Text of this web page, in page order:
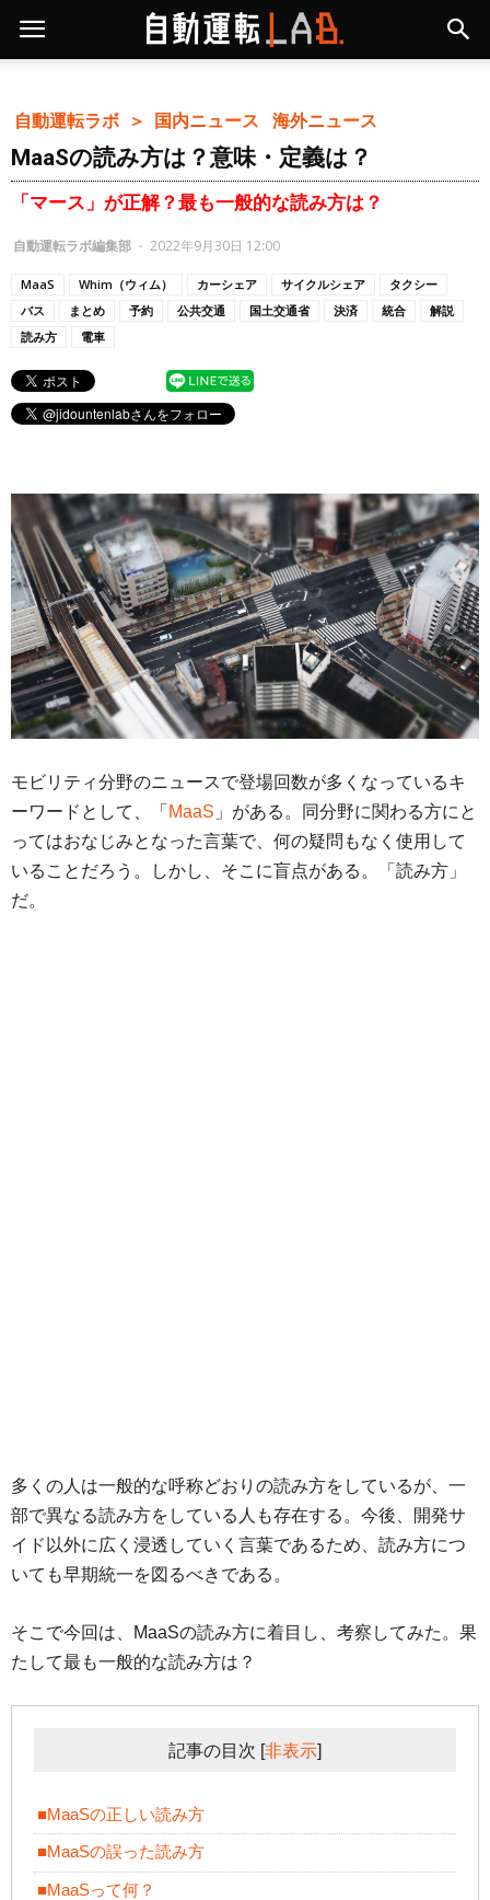
自動運転ラボ ＞ 国内ニュース 海外ニュース
MaaSの読み方は？意味・定義は？
「マース」が正解？最も一般的な読み方は？
自動運転ラボ編集部 - 2022年9月30日 12:00
MaaS Whim（ウィム） カーシェア サイクルシェア
タクシー
バス
まとめ 予約 公共交通 国土交通省 決済 統合
解説
読み方
電車
モビリティ分野のニュースで登場回数が多くなっているキ
ーワードとして、「 MaaS 」がある。同分野に関わる方にと
ってはおなじみとなった言葉で、何の疑問もなく使用して
いることだろう。しかし、そこに盲点がある。「読み方」
だ。
多くの人は一般的な呼称どおりの読み方をしているが、一
部で異なる読み方をしている人も存在する。今後、開発サ
イド以外に広く浸透していく言葉であるため、読み方につ
いても早期統一を図るべきである。
そこで今回は、MaaSの読み方に着目し、考察してみた。果
たして最も一般的な読み方は？
記事の目次 [非表示]
■MaaSの正しい読み方
■MaaSの誤った読み方
■MaaSって何？